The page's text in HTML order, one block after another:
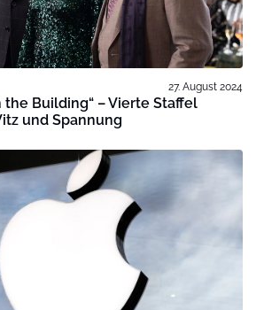
27. August 2024
the Building“ – Vierte Staffel
und Spannung